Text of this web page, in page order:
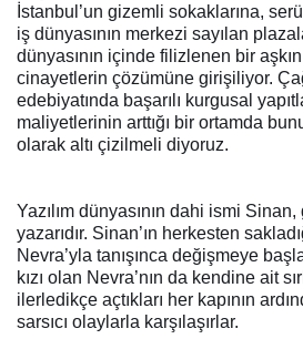
İstanbul’un gizemli sokaklarına,
iş dünyasının merkezi sayılan
dünyasının içinde filizlenen bir
cinayetlerin çözümüne girişiliyor.
edebiyatında başarılı kurgusal
maliyetlerinin arttığı bir ortamda
olarak altı çizilmeli diyoruz.
Yazılım dünyasının dahi ismi
yazarıdır. Sinan’ın herkesten
Nevra’yla tanışınca değişmeye
kızı olan Nevra’nın da kendine ait
ilerledikçe açtıkları her kapının
sarsıcı olaylarla karşılaşırlar.